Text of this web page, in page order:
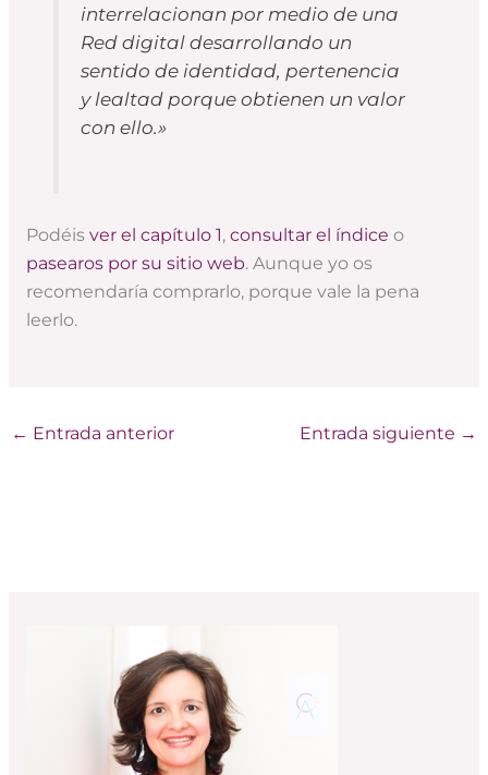
interrelacionan por medio de una
Red digital desarrollando un
sentido de identidad, pertenencia
y lealtad porque obtienen un valor
con ello.»
Podéis ver el capítulo 1, consultar el índice o
pasearos por su sitio web. Aunque yo os
recomendaría comprarlo, porque vale la pena
leerlo.
← Entrada anterior Entrada siguiente →